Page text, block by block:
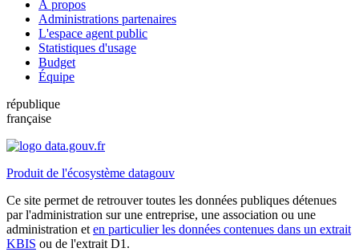
À propos
Administrations partenaires
L'espace agent public
Statistiques d'usage
Budget
Équipe
république
française
Produit de l'écosystème datagouv
Ce site permet de retrouver toutes les données publiques détenues
par l'administration sur une entreprise, une association ou une
administration et en particulier les données contenues dans un extrait
KBIS ou de l'extrait D1.